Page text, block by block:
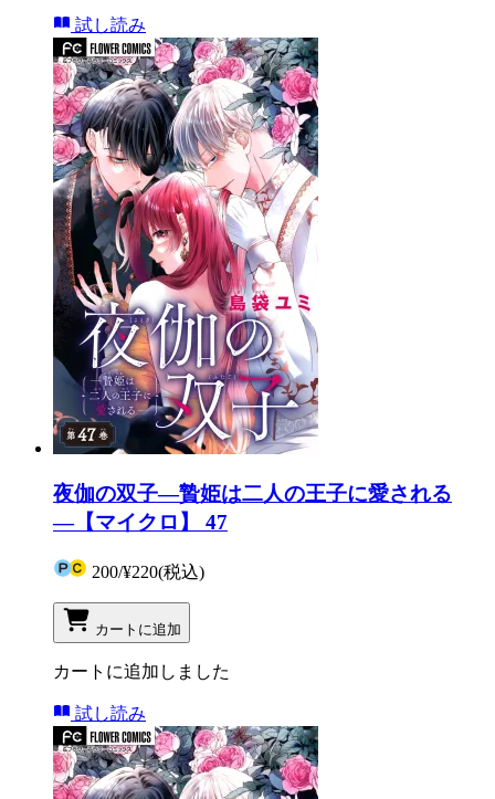
試し読み
夜伽の双子―贄姫は二人の王子に愛される
―【マイクロ】 47
200/¥220(税込)
カートに追加
カートに追加しました
試し読み